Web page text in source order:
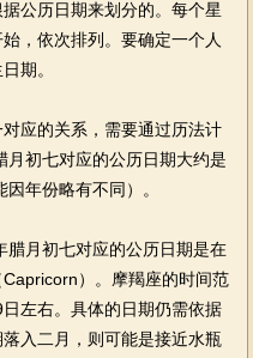
公历日期来划分的。每个星
，依次排列。要确定一个人
期。
应的关系，需要通过历法计
初七对应的公历日期大约是
年份略有不同）。
月初七对应的公历日期是在
）。摩羯座的时间范
左右。具体的日期仍需依据
入二月，则可能是接近水瓶